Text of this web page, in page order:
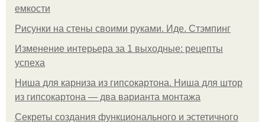
емкости
Рисунки на стены своими руками. Иде. Стэмпинг
Изменение интерьера за 1 выходные: рецепты
успеха
Ниша для карниза из гипсокартона. Ниша для штор
из гипсокартона — два варианта монтажа
Секреты создания функционального и эстетичного